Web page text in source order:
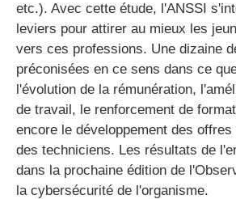
etc.). Avec cette étude, l'ANSSI
leviers pour attirer au mieux les
vers ces professions. Une dizaine
préconisées en ce sens dans ce
l'évolution de la rémunération,
de travail, le renforcement de
encore le développement des
des techniciens. Les résultats de
dans la prochaine édition de
la cybersécurité de l'organisme.